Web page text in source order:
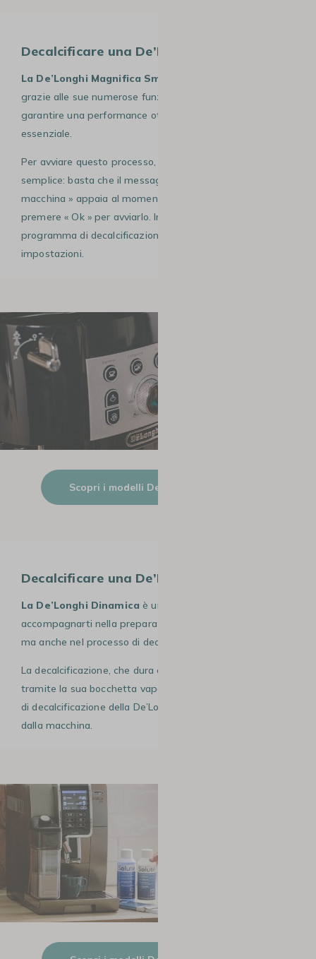
Decalcificare una De’Longhi Magnifica
La De’Longhi Magnifica Smart
grazie alle sue numerose funzionalità. Tuttavia, per
garantire una performance ottimale, la decalcificazione è
essenziale.
Per avviare questo processo, non c’è niente di più
semplice: basta che il messaggio « decalcificare la
macchina » appaia al momento dell’accensione e basta
premere « Ok » per avviarlo. In alternativa, puoi trovare il
programma di decalcificazione nel menu delle
impostazioni.
Scopri i modelli De’Longhi Magnifica
Decalcificare una De’Longhi Dinamica
La De’Longhi Dinamicaè una macchina progettata per
accompagnarti nella preparazione dei tuoi caffè preferiti,
ma anche nel processo di decalcificazione.
La decalcificazione, che dura circa 45 minuti, avviene
tramite la sua bocchetta vapore e ogni fase del processo
di decalcificazione della De’Longhi Dinamica è guidata
dalla macchina.